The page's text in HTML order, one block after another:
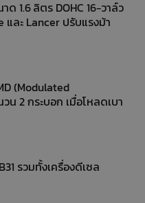
1.6 ลิตร DOHC 16‑วาล์ว
ละ Lancer ปรับแรงม้า
(Modulated
น 2 กระบอก เมื่อโหลดเบา
รวมทั้งเครื่องดีเซล